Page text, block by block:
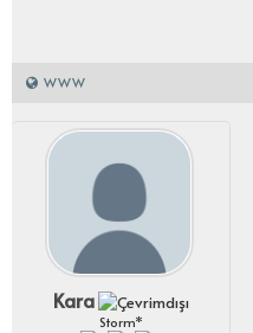
WWW
Kara
Storm*